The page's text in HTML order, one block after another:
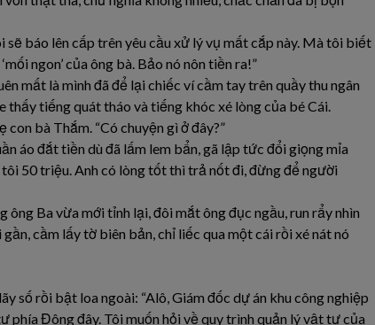
báo lên cấp trên yêu cầu xử lý vụ mất cắp này. Mà tôi biết
ngon’ của ông bà. Bảo nó nôn tiền ra!”
mất là mình đã để lại chiếc ví cầm tay trên quầy thu ngân
thấy tiếng quát tháo và tiếng khóc xé lòng của bé Cái.
bà Thắm. “Có chuyện gì ở đây?”
áo đắt tiền dù đã lấm lem bẩn, gã lập tức đổi giọng mỉa
tôi 50 triệu. Anh có lòng tốt thì trả nốt đi, đừng để người
ông Ba vừa mới tỉnh lại, đôi mắt ông đục ngầu, run rẩy nhìn
cầm lấy tờ biên bản, chỉ liếc qua một cái rồi xé nát nó
số rồi bật loa ngoài: “Alô, Giám đốc dự án khu công nghiệp
phía Đông đây. Tôi muốn hỏi về quy trình quản lý vật tư của